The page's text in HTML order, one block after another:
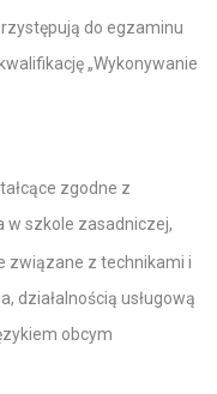
do egzaminu
„Wykonywanie
zgodne z
szkole zasadniczej,
związane z technikami i
działalnością usługową
obcym